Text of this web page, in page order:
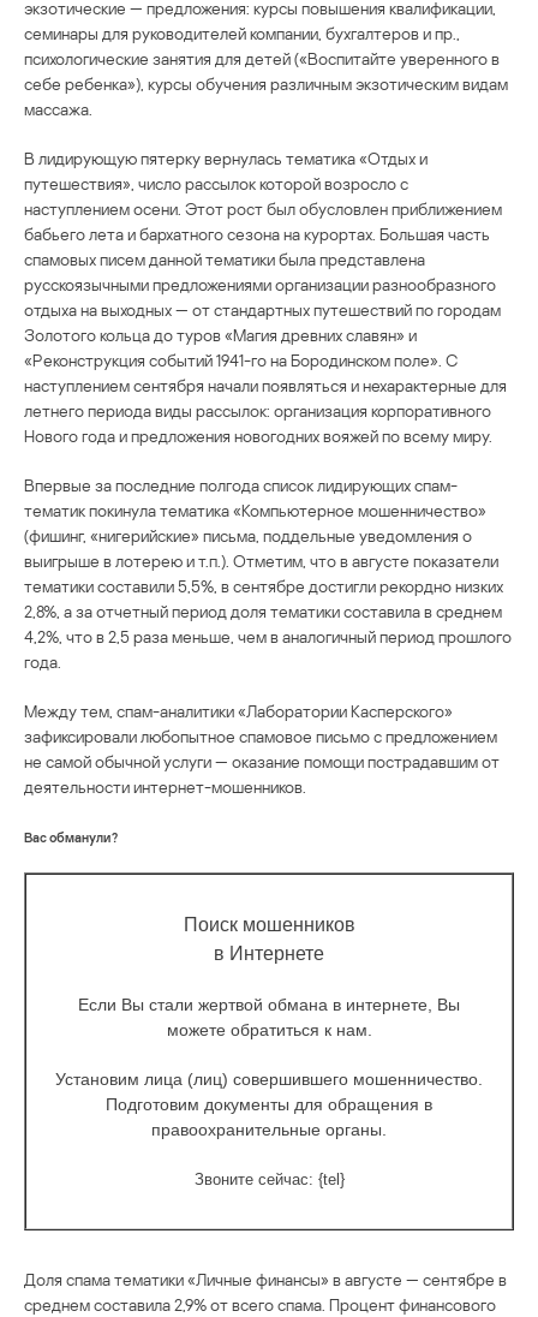
экзотические — предложения: курсы повышения квалификации,
семинары для руководителей компании, бухгалтеров и пр.,
психологические занятия для детей («Воспитайте уверенного в
себе ребенка»), курсы обучения различным экзотическим видам
массажа.
В лидирующую пятерку вернулась тематика «Отдых и
путешествия», число рассылок которой возросло с
наступлением осени. Этот рост был обусловлен приближением
бабьего лета и бархатного сезона на курортах. Большая часть
спамовых писем данной тематики была представлена
русскоязычными предложениями организации разнообразного
отдыха на выходных — от стандартных путешествий по городам
Золотого кольца до туров «Магия древних славян» и
«Реконструкция событий 1941-го на Бородинском поле». С
наступлением сентября начали появляться и нехарактерные для
летнего периода виды рассылок: организация корпоративного
Нового года и предложения новогодних вояжей по всему миру.
Впервые за последние полгода список лидирующих спам-
тематик покинула тематика «Компьютерное мошенничество»
(фишинг, «нигерийские» письма, поддельные уведомления о
выигрыше в лотерею и т.п.). Отметим, что в августе показатели
тематики составили 5,5%, в сентябре достигли рекордно низких
2,8%, а за отчетный период доля тематики составила в среднем
4,2%, что в 2,5 раза меньше, чем в аналогичный период прошлого
года.
Между тем, спам-аналитики «Лаборатории Касперского»
зафиксировали любопытное спамовое письмо с предложением
не самой обычной услуги — оказание помощи пострадавшим от
деятельности интернет-мошенников.
Вас обманули?
Поиск мошенников
в Интернете
Если Вы стали жертвой обмана в интернете, Вы
можете обратиться к нам.
Установим лица (лиц) совершившего мошенничество.
Подготовим документы для обращения в
правоохранительные органы.
Звоните сейчас: {tel}
Доля спама тематики «Личные финансы» в августе — сентябре в
среднем составила 2,9% от всего спама. Процент финансового